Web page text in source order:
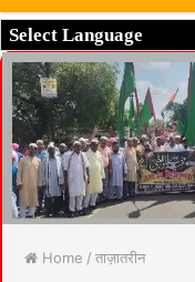
Home / ताज़ातरीन